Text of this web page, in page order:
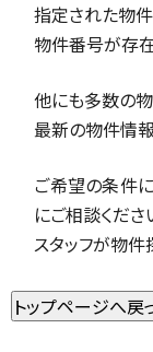
指定された物件
物件番号が存
他にも多数の物
最新の物件情報
ご希望の条件
にご相談くださ
スタッフが物件